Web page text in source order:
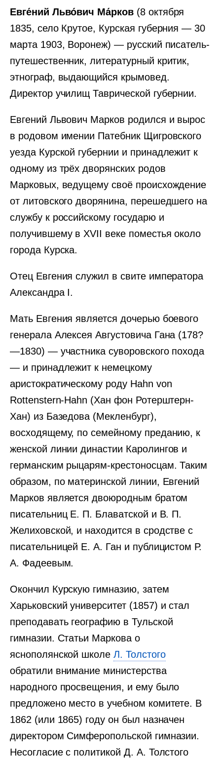
Евге́ний Льво́вич Ма́рков(8 октября
1835, село Крутое, Курская губерния — 30
марта 1903, Воронеж) — русский писатель-
путешественник, литературный критик,
этнограф, выдающийся крымовед.
Директор училищ Таврической губернии.
Евгений Львович Марков родился и вырос
в родовом имении Патебник Щигровского
уезда Курской губернии и принадлежит к
одному из трёх дворянских родов
Марковых, ведущему своё происхождение
от литовского дворянина, перешедшего на
службу к российскому государю и
получившему в XVII веке поместья около
города Курска.
Отец Евгения служил в свите императора
Александра I.
Мать Евгения является дочерью боевого
генерала Алексея Августовича Гана (178?
—1830) — участника суворовского похода
— и принадлежит к немецкому
аристократическому роду Hahn von
Rottenstern-Hahn (Хан фон Ротерштерн-
Хан) из Базедова (Мекленбург),
восходящему, по семейному преданию, к
женской линии династии Каролингов и
германским рыцарям-крестоносцам. Таким
образом, по материнской линии, Евгений
Марков является двоюродным братом
писательниц Е. П. Блаватской и В. П.
Желиховской, и находится в сродстве с
писательницей Е. А. Ган и публицистом Р.
А. Фадеевым.
Окончил Курскую гимназию, затем
Харьковский университет (1857) и стал
преподавать географию в Тульской
гимназии. Статьи Маркова о
яснополянской школеЛ. Толстого
обратили внимание министерства
народного просвещения, и ему было
предложено место в учебном комитете. В
1862 (или 1865) году он был назначен
директором Симферопольской гимназии.
Несогласие с политикой Д. А. Толстого